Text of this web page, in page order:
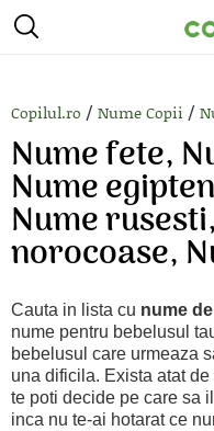
Copilul.ro / Nume Copii /
Nume fete,
Nume
Nume
norocoase,
Cauta in lista cu nume
nume pentru bebelusul
bebelusul care urmeaza
una dificila. Exista atat
te poti decide pe care sa
inca nu te-ai hotarat ce